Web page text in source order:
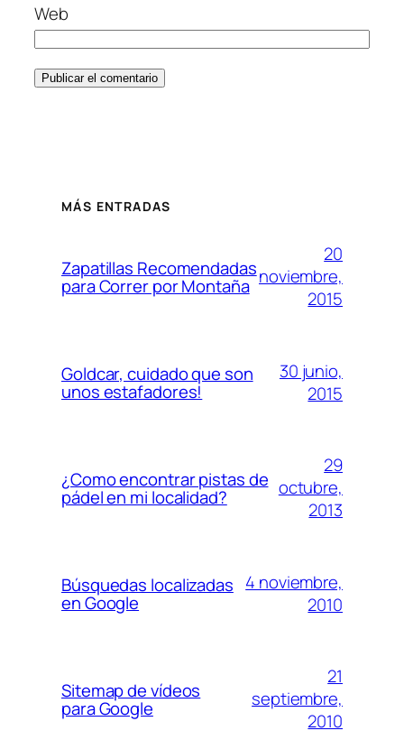
Web
MÁS ENTRADAS
Zapatillas Recomendadas
para Correr por Montaña
20
noviembre,
2015
Goldcar, cuidado que son
unos estafadores!
30 junio,
2015
¿Como encontrar pistas de
pádel en mi localidad?
29
octubre,
2013
Búsquedas localizadas
en Google
4 noviembre,
2010
Sitemap de vídeos
para Google
21
septiembre,
2010